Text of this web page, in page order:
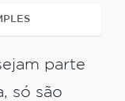
parte
só são